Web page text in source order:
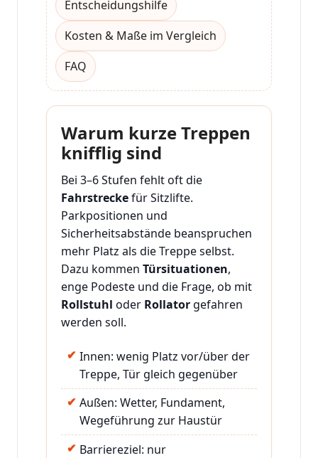
Entscheidungshilfe
Kosten & Maße im Vergleich
FAQ
Warum kurze Treppen
knifflig sind
Bei 3–6 Stufen fehlt oft die
Fahrstreckefür Sitzlifte.
Parkpositionen und
Sicherheitsabstände beanspruchen
mehr Platz als die Treppe selbst.
Dazu kommen Türsituationen,
enge Podeste und die Frage, ob mit
Rollstuhl oder Rollator gefahren
werden soll.
Innen: wenig Platz vor/über der
Treppe, Tür gleich gegenüber
Außen: Wetter, Fundament,
Wegeführung zur Haustür
Barriereziel: nur